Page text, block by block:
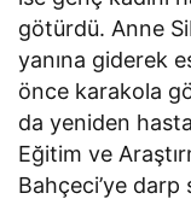
götürdü. Anne
yanına giderek
önce karakola
da yeniden
Eğitim ve
Bahçeci’ye darp